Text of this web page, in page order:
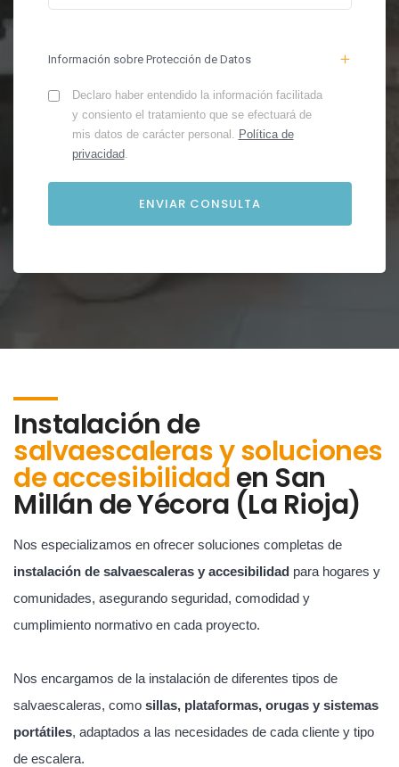
Información sobre Protección de Datos
Declaro haber entendido la información facilitada
y consiento el tratamiento que se efectuará de
mis datos de carácter personal. Política de
privacidad.
Instalación de
salvaescaleras y soluciones
de accesibilidaden San
Millán de Yécora (La Rioja)
Nos especializamos en ofrecer soluciones completas de
instalación de salvaescaleras y accesibilidad para hogares y
comunidades, asegurando seguridad, comodidad y
cumplimiento normativo en cada proyecto.
Nos encargamos de la instalación de diferentes tipos de
salvaescaleras, como sillas, plataformas, orugas y sistemas
portátiles, adaptados a las necesidades de cada cliente y tipo
de escalera.